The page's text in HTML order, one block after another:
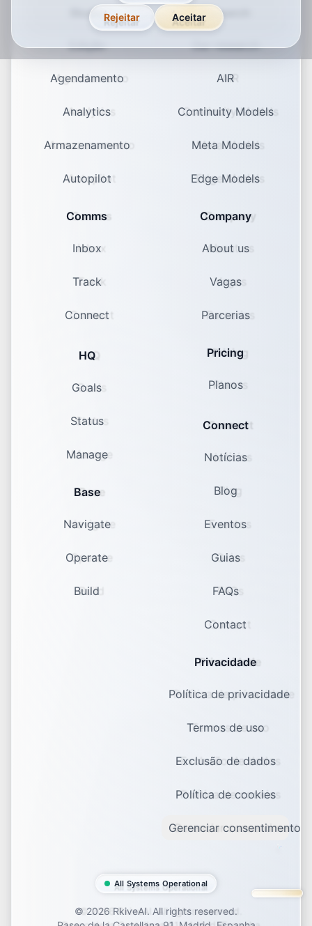
Rejeitar Aceitar
Studio
Edição
Agendamento
Analytics
Armazenamento
Autopilot
Comms
Inbox
Track
Connect
HQ
Goals
Status
Manage
Base
Navigate
Operate
Build
Research
Our research
AIR
Continuity Models
Meta Models
Edge Models
Company
About us
Vagas
Parcerias
Pricing
Planos
Connect
Notícias
Blog
Eventos
Guias
FAQs
Contact
Privacidade
Política de privacidade
Termos de uso
Exclusão de dados
Política de cookies
Gerenciar consentimento
All Systems Operational
© 2026 RkiveAI. All rights reserved.